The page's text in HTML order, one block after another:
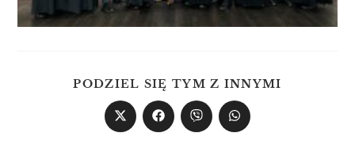
PODZIEL SIĘ TYM Z INNYMI